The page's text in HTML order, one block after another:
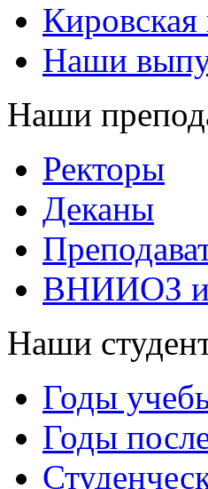
Кировская
Наши
Наши
Ректоры
Деканы
ВНИИОЗ
Наши
Годы
Годы